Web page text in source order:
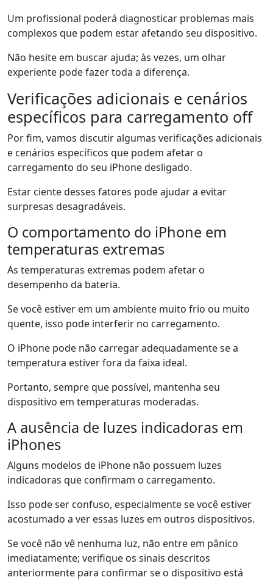
Um profissional poderá diagnosticar problemas mais
complexos que podem estar afetando seu dispositivo.
Não hesite em buscar ajuda; às vezes, um olhar
experiente pode fazer toda a diferença.
Verificações adicionais e cenários
específicos para carregamento off
Por fim, vamos discutir algumas verificações adicionais
e cenários específicos que podem afetar o
carregamento do seu iPhone desligado.
Estar ciente desses fatores pode ajudar a evitar
surpresas desagradáveis.
O comportamento do iPhone em
temperaturas extremas
As temperaturas extremas podem afetar o
desempenho da bateria.
Se você estiver em um ambiente muito frio ou muito
quente, isso pode interferir no carregamento.
O iPhone pode não carregar adequadamente se a
temperatura estiver fora da faixa ideal.
Portanto, sempre que possível, mantenha seu
dispositivo em temperaturas moderadas.
A ausência de luzes indicadoras em
iPhones
Alguns modelos de iPhone não possuem luzes
indicadoras que confirmam o carregamento.
Isso pode ser confuso, especialmente se você estiver
acostumado a ver essas luzes em outros dispositivos.
Se você não vê nenhuma luz, não entre em pânico
imediatamente; verifique os sinais descritos
anteriormente para confirmar se o dispositivo está